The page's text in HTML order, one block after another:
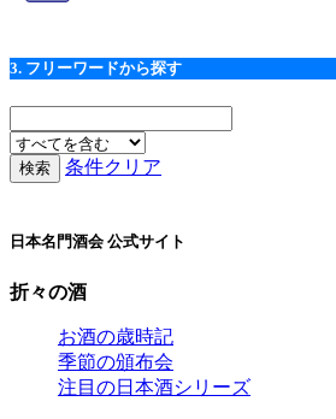
3. フリーワードから探す
条件クリア
日本名門酒会 公式サイト
折々の酒
お酒の歳時記
季節の頒布会
注目の日本酒シリーズ